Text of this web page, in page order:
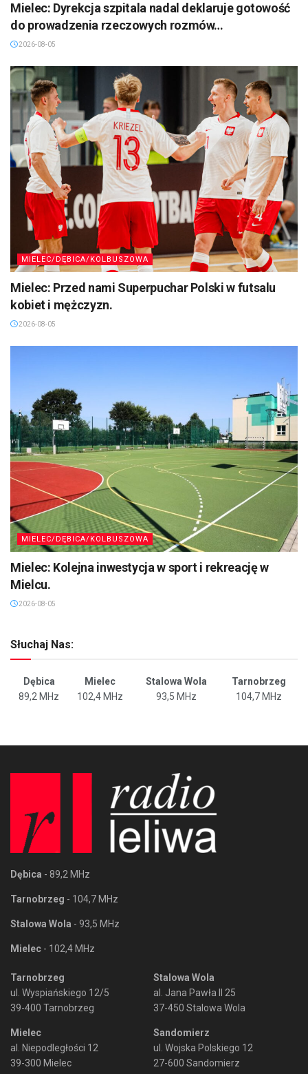
Mielec: Dyrekcja szpitala nadal deklaruje gotowość
do prowadzenia rzeczowych rozmów…
2026-08-05
MIELEC/DĘBICA/KOLBUSZOWA
Mielec: Przed nami Superpuchar Polski w futsalu
kobiet i mężczyzn.
2026-08-05
MIELEC/DĘBICA/KOLBUSZOWA
Mielec: Kolejna inwestycja w sport i rekreację w
Mielcu.
2026-08-05
Słuchaj Nas:
Dębica Mielec Stalowa Wola
Tarnobrzeg
89,2 MHz
102,4 MHz 93,5 MHz 104,7 MHz
Dębica - 89,2 MHz
Tarnobrzeg - 104,7 MHz
Stalowa Wola - 93,5 MHz
Mielec - 102,4 MHz
Tarnobrzeg
ul. Wyspiańskiego 12/5
39-400 Tarnobrzeg
Mielec
al. Niepodległości 12
39-300 Mielec
Stalowa Wola
al. Jana Pawła II 25
37-450 Stalowa Wola
Sandomierz
ul. Wojska Polskiego 12
27-600 Sandomierz